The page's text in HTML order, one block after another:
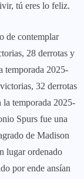
tú eres lo feliz.
de contemplar
28 derrotas y
temporada 2025-
32 derrotas
la temporada 2025-
Spurs fue una
de Madison
lugar ordenado
por ende ansían